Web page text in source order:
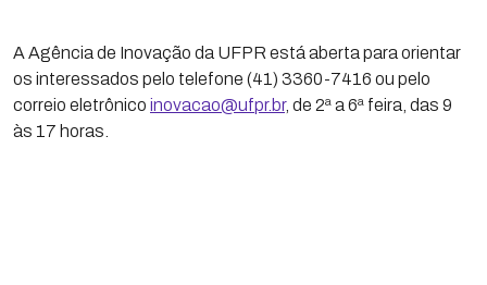
A Agência de Inovação da UFPR está aberta para orientar
os interessados pelo telefone (41) 3360-7416 ou pelo
correio eletrônico inovacao@ufpr.br, de 2ª a 6ª feira, das 9
às 17 horas.